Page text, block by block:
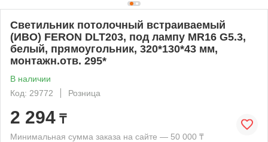
Светильник потолочный встраиваемый
(ИВО) FERON DLT203, под лампу MR16 G5.3,
белый, прямоугольник, 320*130*43 мм,
монтажн.отв. 295*
В наличии
Код: 29772
Розница
2 294 ₸
Минимальная сумма заказа на сайте — 50 000 ₸